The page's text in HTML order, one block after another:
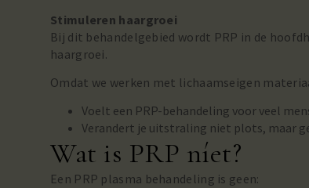
Stimuleren haargroei
Bij dit behandelgebied wordt PRP in de
haargroei.
Omdat we werken met lichaamseigen
Voelt een PRP-behandeling voor veel
Verandert je uitstraling niet plots, maar
Wat is PRP níet?
Een PRP plasma behandeling is geen: